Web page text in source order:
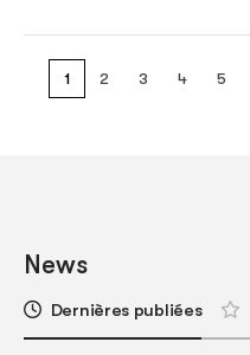
1 2 3 4 5
News
Dernières publiées